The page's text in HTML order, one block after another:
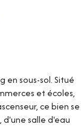
en sous-sol. Situé
et écoles,
ce bien se
salle d'eau